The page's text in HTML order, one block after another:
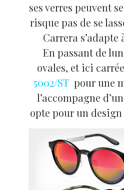
ses verres peuvent
risque pas de
Carrera s’adapte
En passant de
ovales, et ici
5002/ST pour une
l’accompagne
opte pour un